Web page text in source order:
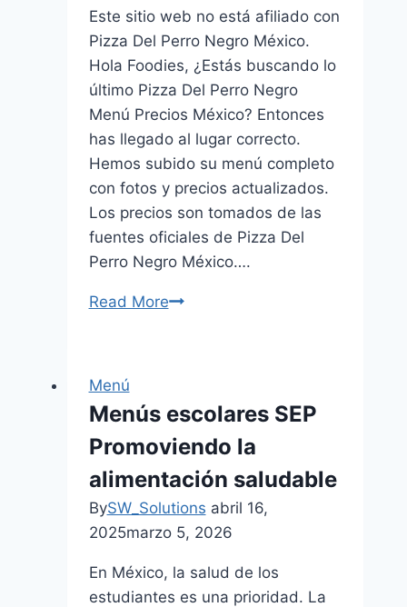
Este sitio web no está afiliado con
Pizza Del Perro Negro México.
Hola Foodies, ¿Estás buscando lo
último Pizza Del Perro Negro
Menú Precios México? Entonces
has llegado al lugar correcto.
Hemos subido su menú completo
con fotos y precios actualizados.
Los precios son tomados de las
fuentes oficiales de Pizza Del
Perro Negro México….
Read MorePizza
Precios
México
Actualizado
(agosto
2026)
Menú
Menús escolares SEP
Promoviendo la
alimentación saludable
BySW_Solutions abril 16,
2025marzo 5, 2026
En México, la salud de los
estudiantes es una prioridad. La